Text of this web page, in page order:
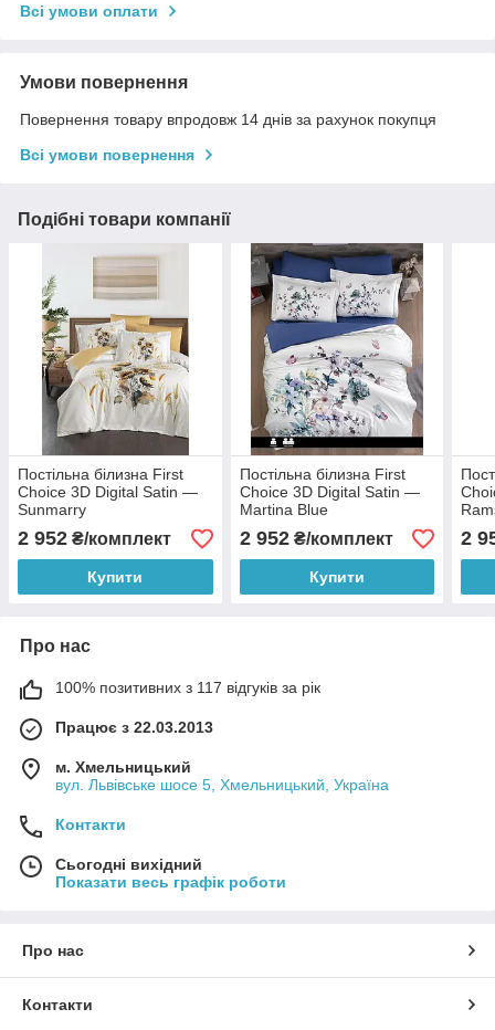
Всі умови оплати
Умови повернення
Повернення товару впродовж 14 днів за рахунок покупця
Всі умови повернення
Подібні товари компанії
Постільна білизна First
Choice 3D Digital Satin —
Sunmarry
2 952 ₴/комплект
Купити
Постільна білизна First
Choice 3D Digital Satin —
Martina Blue
2 952₴/комплект
Купити
2
Про нас
100% позитивних з 117 відгуків за рік
Працює з 22.03.2013
м. Хмельницький
вул. Львівське шосе 5, Хмельницький, Україна
Контакти
Сьогодні вихідний
Показати весь графік роботи
Про нас
Контакти